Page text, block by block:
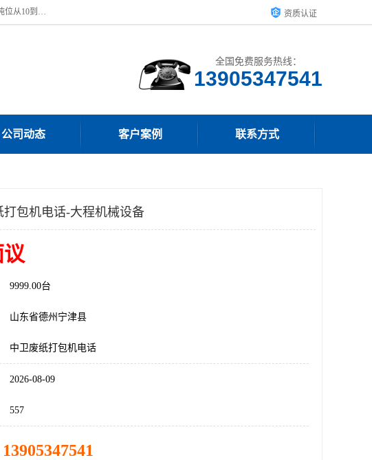
本公司常年出售回收二手地磅，回收出售二手地磅。 近期本公司回收大量二手地磅，型号齐全，宽度从2米到3.5米，长度5米到25米，承重吨位从10到200吨，成色7—9成新。 ? 使用年限6个月至2年，产品来源于个人闲置品，工矿企业停用品，因小换大而来。 精准度和新的一样， 二手地磅是内行人的选择，打个电话就省钱朋友您好等什么 资质认证
全国免费服务热线：
13905347541
公司动态 客户案例 联系方式
打包机电话-大程机械设备
9999.00台
山东省德州宁津县
中卫废纸打包机电话
2026-08-09
557
13905347541